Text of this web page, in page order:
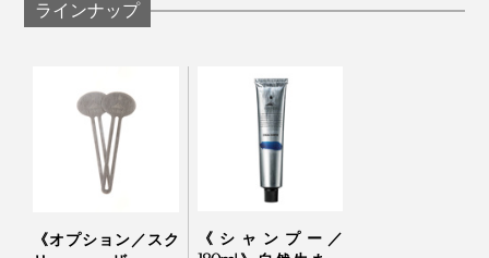
そのまま使用することももちろんできますが、素材の特
性上、使う過程で折れ目が破けて中身が出ることがある
ので、別売りのチューブ絞り「スクリューザー
ラインナップ
《オプション／スク
《シャンプー／